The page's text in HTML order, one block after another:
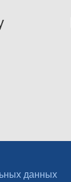
данных